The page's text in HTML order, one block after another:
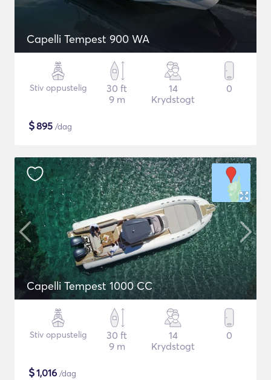
Capelli Tempest 900 WA
Stiv oppustelig
30 ft
9 m
14
Krydstogt
0
$895 /dag
Capelli Tempest 1000 CC
Stiv oppustelig
30 ft
9 m
14
Krydstogt
0
$1,016 /dag